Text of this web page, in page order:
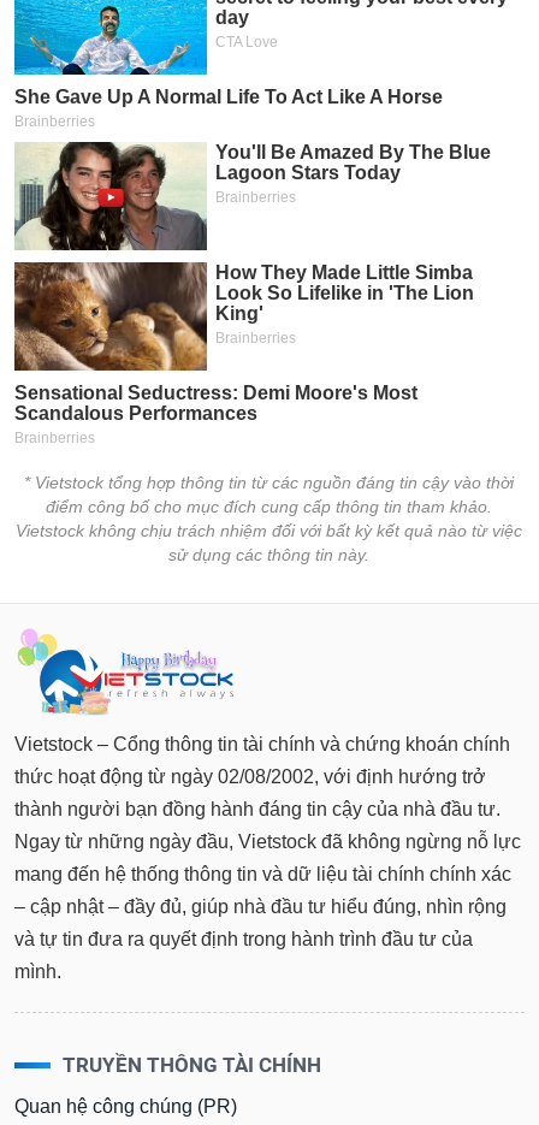
* Vietstock tổng hợp thông tin từ các nguồn đáng tin cậy vào thời
điểm công bố cho mục đích cung cấp thông tin tham khảo.
Vietstock không chịu trách nhiệm đối với bất kỳ kết quả nào từ việc
sử dụng các thông tin này.
Vietstock – Cổng thông tin tài chính và chứng khoán chính
thức hoạt động từ ngày 02/08/2002, với định hướng trở
thành người bạn đồng hành đáng tin cậy của nhà đầu tư.
Ngay từ những ngày đầu, Vietstock đã không ngừng nỗ lực
mang đến hệ thống thông tin và dữ liệu tài chính chính xác
– cập nhật – đầy đủ, giúp nhà đầu tư hiểu đúng, nhìn rộng
và tự tin đưa ra quyết định trong hành trình đầu tư của
mình.
TRUYỀN THÔNG TÀI CHÍNH
Quan hệ công chúng (PR)